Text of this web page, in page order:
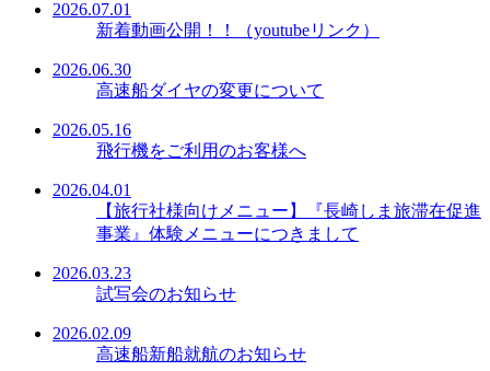
2026.07.01
新着動画公開！！（youtubeリンク）
2026.06.30
高速船ダイヤの変更について
2026.05.16
飛行機をご利用のお客様へ
2026.04.01
【旅行社様向けメニュー】『長崎しま旅滞在促進
事業』体験メニューにつきまして
2026.03.23
試写会のお知らせ
2026.02.09
高速船新船就航のお知らせ